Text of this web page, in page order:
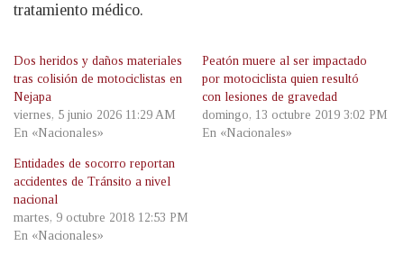
tratamiento médico.
Dos heridos y daños materiales
tras colisión de motociclistas en
Nejapa
viernes, 5 junio 2026 11:29 AM
En «Nacionales»
Peatón muere al ser impactado
por motociclista quien resultó
con lesiones de gravedad
domingo, 13 octubre 2019 3:02 PM
En «Nacionales»
Entidades de socorro reportan
accidentes de Tránsito a nivel
nacional
martes, 9 octubre 2018 12:53 PM
En «Nacionales»